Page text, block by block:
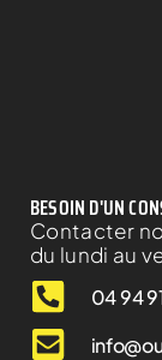
BESOIN D'UN
Contacter
du lundi au
04 94